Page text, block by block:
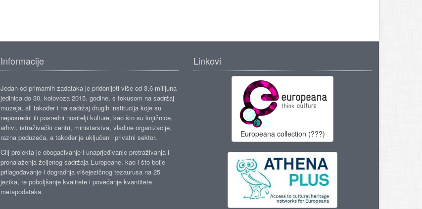
Informacije
Jedan od primarnih zadataka je pridonijeti više od 3,6 milijuna
jedinica do 30. kolovoza 2015. godine, s fokusom na sadržaj
muzeja, ali također i na sadržaj drugih institucija koje su
neposredni ili posredni nositelji kulture, kao što su knjižnice,
arhivi, istraživački centri, ministarstva, vladine organizacije,
razna poduzeća, a također je uključen i privatni sektor.
Cilj projekta je obogaćivanje i unaprjeđivanje pretraživanja i
pronalaženja željenog sadržaja Europeane, kao i što bolje
prilagođavanje i dogradnja višejezičnog tezaurusa na 25
jezika, te poboljšanje kvalitete i povećanje kvantitete
metapodataka.
Linkovi
Europeana collection (???)